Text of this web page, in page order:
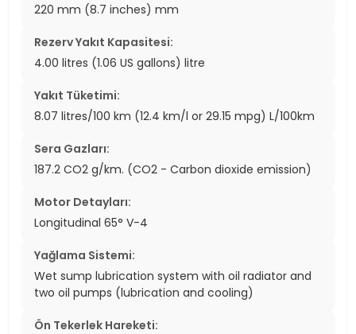
220 mm (8.7 inches) mm
Rezerv Yakıt Kapasitesi:
4.00 litres (1.06 US gallons) litre
Yakıt Tüketimi:
8.07 litres/100 km (12.4 km/l or 29.15 mpg) L/100km
Sera Gazları:
187.2 CO2 g/km. (CO2 - Carbon dioxide emission)
Motor Detayları:
Longitudinal 65° V-4
Yağlama Sistemi:
Wet sump lubrication system with oil radiator and
two oil pumps (lubrication and cooling)
Ön Tekerlek Hareketi: